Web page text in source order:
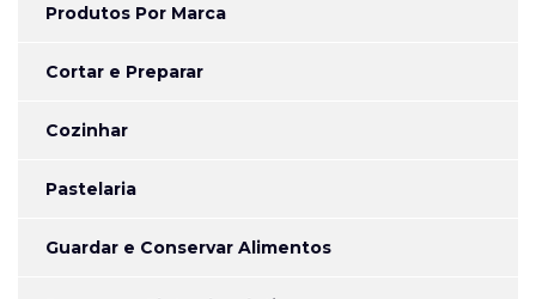
Produtos Por Marca
Cortar e Preparar
Cozinhar
Pastelaria
Guardar e Conservar Alimentos